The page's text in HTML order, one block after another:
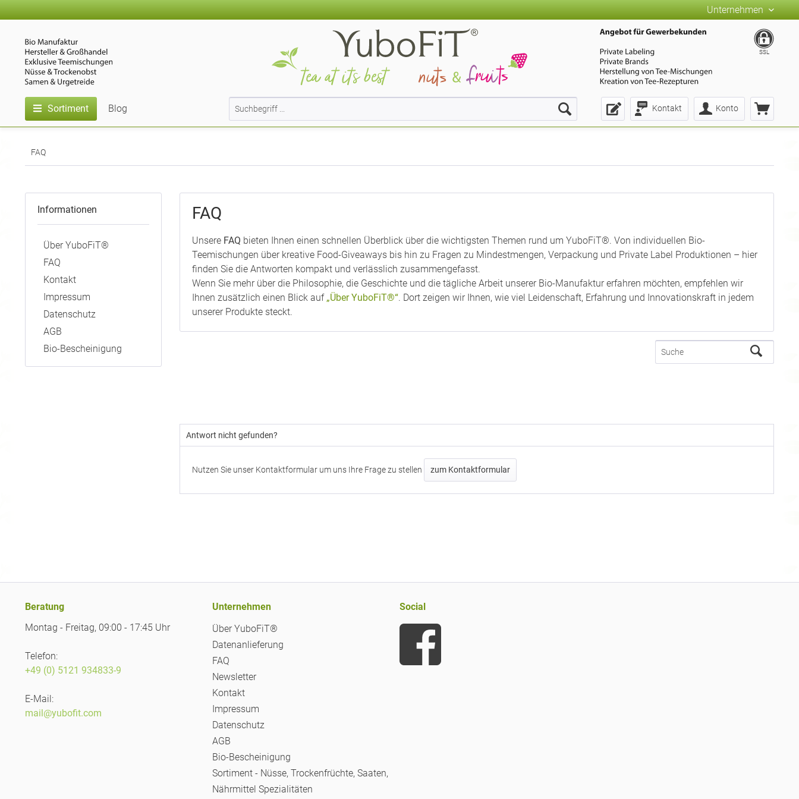
Unternehmen
Kontakt Konto
SSL
Sortiment Blog
FAQ
Informationen
Über YuboFiT®
FAQ
Kontakt
Impressum
Datenschutz
AGB
Bio-Bescheinigung
FAQ
Unsere FAQ bieten Ihnen einen schnellen Überblick über die wichtigsten Themen rund um YuboFiT®. Von individuellen Bio-
Teemischungen über kreative Food-Giveaways bis hin zu Fragen zu Mindestmengen, Verpackung und Private Label Produktionen – hier
finden Sie die Antworten kompakt und verlässlich zusammengefasst.
Wenn Sie mehr über die Philosophie, die Geschichte und die tägliche Arbeit unserer Bio-Manufaktur erfahren möchten, empfehlen wir
Ihnen zusätzlich einen Blick auf „Über YuboFiT®“. Dort zeigen wir Ihnen, wie viel Leidenschaft, Erfahrung und Innovationskraft in jedem
unserer Produkte steckt.
Antwort nicht gefunden?
Nutzen Sie unser Kontaktformular um uns Ihre Frage zu stellen zum Kontaktformular
Beratung
Montag - Freitag, 09:00 - 17:45 Uhr
Telefon:
+49 (0) 5121 934833-9
E-Mail:
mail@yubofit.com
Unternehmen
Über YuboFiT®
Datenanlieferung
FAQ
Newsletter
Kontakt
Impressum
Datenschutz
AGB
Bio-Bescheinigung
Sortiment - Nüsse, Trockenfrüchte, Saaten,
Nährmittel Spezialitäten
Social